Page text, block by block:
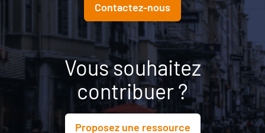
Contactez-nous
Vous souhaitez
contribuer ?
Proposez une ressource